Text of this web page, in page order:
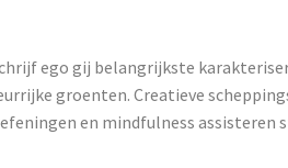
ego gij belangrijkste
groenten. Creatieve
en mindfulness